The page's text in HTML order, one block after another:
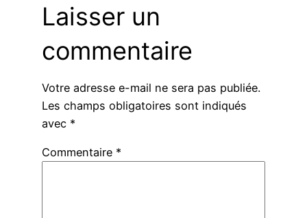
Laisser un
commentaire
Votre adresse e-mail ne sera pas publiée.
Les champs obligatoires sont indiqués
avec *
Commentaire *